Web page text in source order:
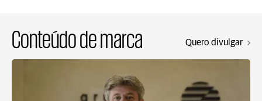
Conteúdo de marca Quero divulgar